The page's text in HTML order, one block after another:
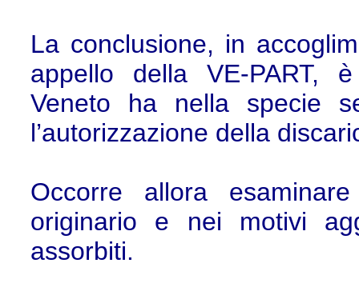
La conclusione, in
appello della VE-PART,
Veneto ha nella specie
l’autorizzazione della
Occorre allora
originario e nei motivi
assorbiti.